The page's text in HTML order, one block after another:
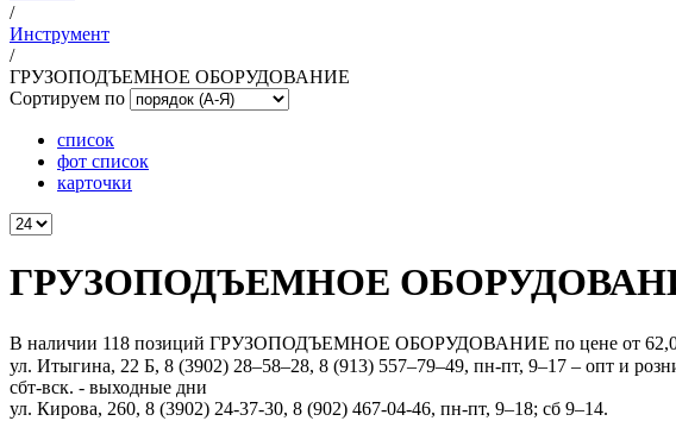
/
Инструмент
/
ГРУЗОПОДЪЕМНОЕ ОБОРУДОВАНИЕ
Сортируем по
список
фот список
карточки
ГРУЗОПОДЪЕМНОЕ
В наличии 118 позиций ГРУЗОПОДЪЕМНОЕ ОБОРУДОВАНИЕ по цене от 62,01
ул. Итыгина, 22 Б, 8 (3902) 28‒58‒28, 8 (913) 557–79–49, пн-пт, 9–17 – опт и
сбт-вск. - выходные дни
ул. Кирова, 260, 8 (3902) 24-37-30, 8 (902) 467-04-46, пн-пт, 9–18; сб 9–14.